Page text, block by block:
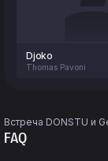
Djoko
Thomas Pavoni
Встреча DONSTU и
FAQ